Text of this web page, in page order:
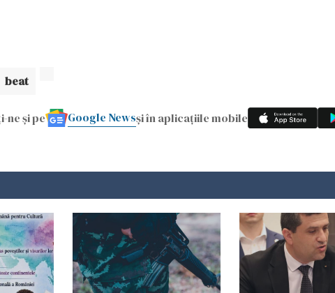
beat
ne și pe Google Newsși în aplicațiile mobile